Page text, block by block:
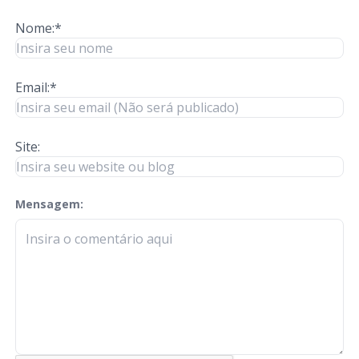
Nome:*
Email:*
Site:
Mensagem:
check-terms